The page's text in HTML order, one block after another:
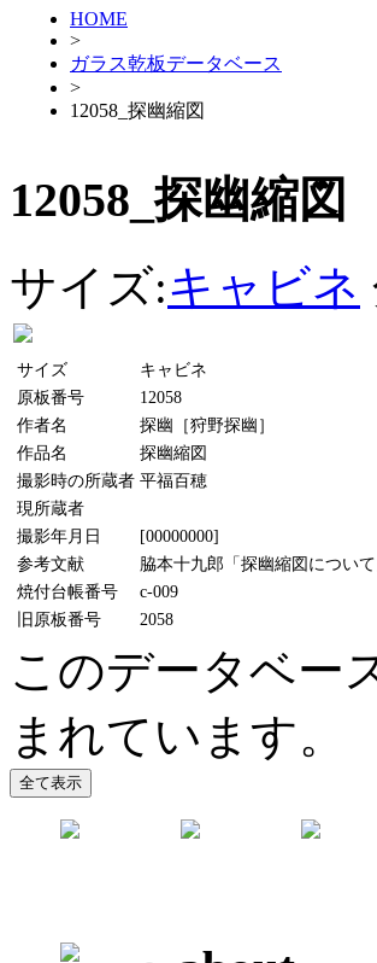
HOME
>
ガラス乾板データベース
>
12058_探幽縮図
12058_探幽縮図
サイズ:キャビネ
サイズ
キャビネ
原板番号
12058
作者名
探幽［狩野探幽］
作品名
探幽縮図
撮影時の所蔵者 平福百穂
現所蔵者
撮影年月日
[00000000]
参考文献
脇本十九郎「探幽縮図につい
焼付台帳番号
c-009
旧原板番号
2058
このデータベー
まれています。